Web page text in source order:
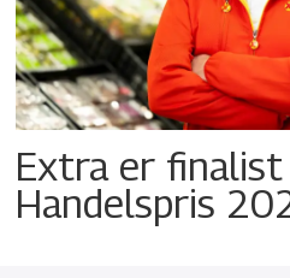
Extra er
Handelspris